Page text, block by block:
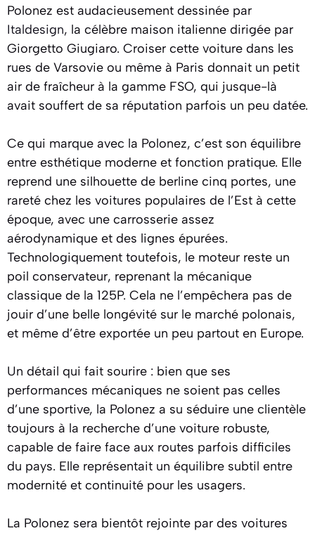
Polonez est audacieusement dessinée par
Italdesign, la célèbre maison italienne dirigée par
Giorgetto Giugiaro. Croiser cette voiture dans les
rues de Varsovie ou même à Paris donnait un petit
air de fraîcheur à la gamme FSO, qui jusque-là
avait souffert de sa réputation parfois un peu datée.
Ce qui marque avec la Polonez, c’est son équilibre
entre esthétique moderne et fonction pratique. Elle
reprend une silhouette de berline cinq portes, une
rareté chez les voitures populaires de l’Est à cette
époque, avec une carrosserie assez
aérodynamique et des lignes épurées.
Technologiquement toutefois, le moteur reste un
poil conservateur, reprenant la mécanique
classique de la 125P. Cela ne l’empêchera pas de
jouir d’une belle longévité sur le marché polonais,
et même d’être exportée un peu partout en Europe.
Un détail qui fait sourire : bien que ses
performances mécaniques ne soient pas celles
d’une sportive, la Polonez a su séduire une clientèle
toujours à la recherche d’une voiture robuste,
capable de faire face aux routes parfois difficiles
du pays. Elle représentait un équilibre subtil entre
modernité et continuité pour les usagers.
La Polonez sera bientôt rejointe par des voitures